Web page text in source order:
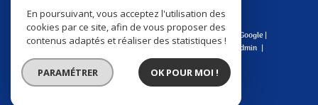
© 2026 | Tous droits réservés | Traduction powered by Google |
Nos honoraires
Mentions légales
Admin
Nos liens
Politique RGPD Cookies
En poursuivant, vous acceptez l'utilisation des
cookies par ce site, afin de vous proposer des
contenus adaptés et réaliser des statistiques !
PARAMÉTRER OK POUR MOI !